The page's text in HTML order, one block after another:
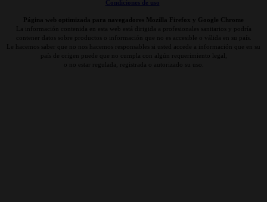
Condiciones de uso
Página web optimizada para navegadores Mozilla Firefox y Google Chrome
La información contenida en esta web está dirigida a profesionales sanitarios y podría
contener datos sobre productos o información que no es accesible o válida en su país.
Le hacemos saber que no nos hacemos responsables si usted accede a información que en su
país de origen puede que no cumpla con algún requerimiento legal,
o no estar regulada, registrada o autorizado su uso.